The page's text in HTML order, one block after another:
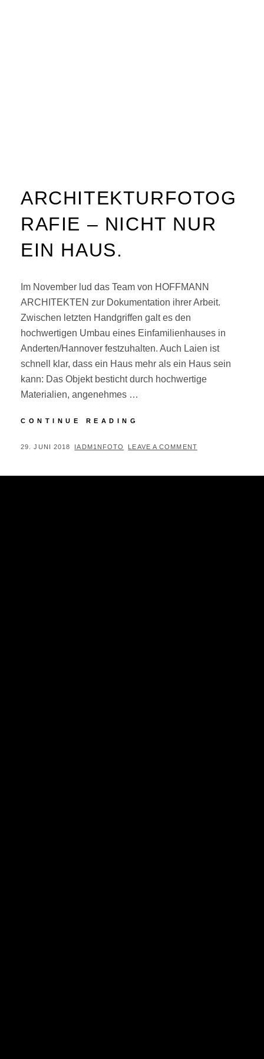
ARCHITEKTURFOTOG
RAFIE – NICHT NUR
EIN HAUS.
Im November lud das Team von HOFFMANN
ARCHITEKTEN zur Dokumentation ihrer Arbeit.
Zwischen letzten Handgriffen galt es den
hochwertigen Umbau eines Einfamilienhauses in
Anderten/Hannover festzuhalten. Auch Laien ist
schnell klar, dass ein Haus mehr als ein Haus sein
kann: Das Objekt besticht durch hochwertige
Materialien, angenehmes …
CONTINUE READING
NICHT
POSTED
29. JUNI 2018 BY
IADM1NFOTO LEAVE A COMMENT